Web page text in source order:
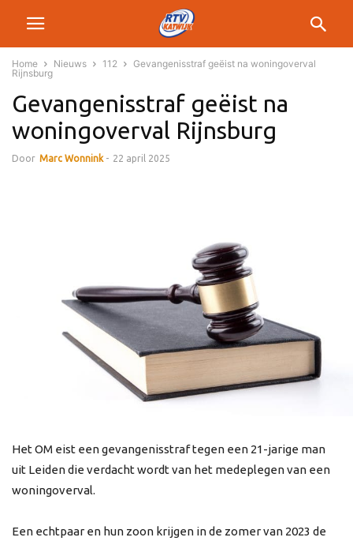
Home Nieuws 112
Gevangenisstraf geëist na woningoverval
Rijnsburg
Gevangenisstraf geëist na
woningoverval Rijnsburg
Door Marc Wonnink - 22 april 2025
Het OM eist een gevangenisstraf tegen een 21-jarige man
uit Leiden die verdacht wordt van het medeplegen van een
woningoverval.
Een echtpaar en hun zoon krijgen in de zomer van 2023 de